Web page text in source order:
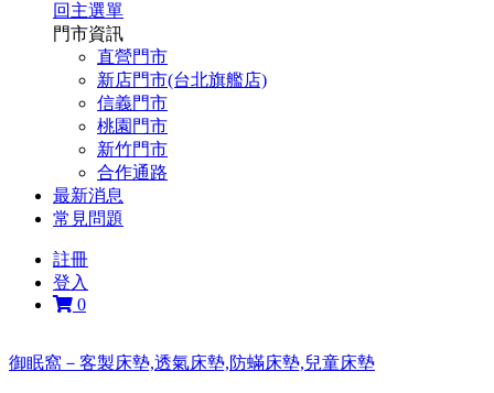
回主選單
門市資訊
直營門市
新店門市(台北旗艦店)
信義門市
桃園門市
新竹門市
合作通路
最新消息
常見問題
註冊
登入
0
御眠窩－客製床墊,透氣床墊,防蟎床墊,兒童床墊